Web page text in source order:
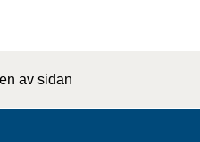
av sidan